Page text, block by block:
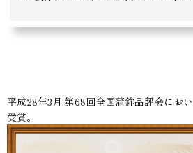
平成28年3月 第68回全国蒲鉾品評会にお
受賞。